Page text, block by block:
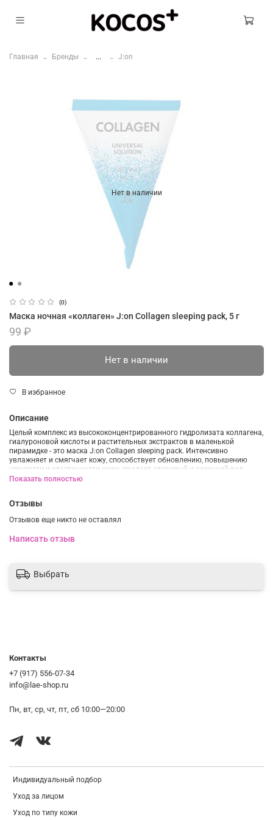
Главная Бренды ... J:on
Нет в наличии
(0)
Маска ночная «коллаген» J:on Collagen sleeping pack, 5 г
99 ₽
Нет в наличии
В избранное
Описание
Целый комплекс из высококонцентрированного гидролизата коллагена,
гиалуроновой кислоты и растительных экстрактов в маленькой
пирамидке - это маска J:on Collagen sleeping pack. Интенсивно
увлажняет и смягчает кожу, способствует обновлению, повышению
упругости и эластичности кожи, придает здоровый и сияющий вид.
Увлажнение
Антивозрастной эффект
Питание
Посмотрим состав:
барьерные функции;
О способе применения:
Нанесите необходимое количество маски на завершающем этапе
ухода. При необходимости смойте утром остатки средства
Показать полностью
Отзывы
Отзывов еще никто не оставлял
Написать отзыв
Выбрать
Индивидуальный подбор
Уход за лицом
Уход по типу кожи
Контакты
+7 (917) 556-07-34
info@lae-shop.ru
Пн, вт, ср, чт, пт, сб 10:00—20:00